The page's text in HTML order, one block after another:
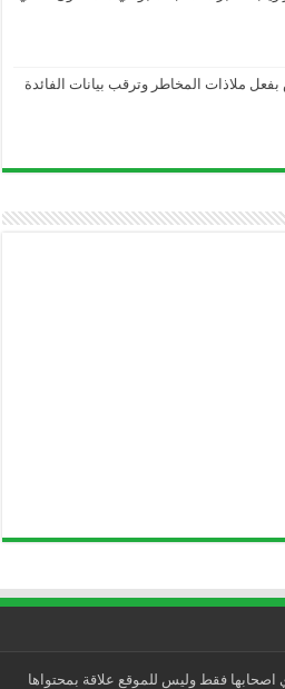
بفعل ملاذات المخاطر وترقب بيانات الفائدة
اصحابها فقط وليس للموقع علاقة بمحتواها